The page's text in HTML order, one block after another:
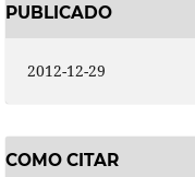
PUBLICADO
2012-12-29
COMO CITAR